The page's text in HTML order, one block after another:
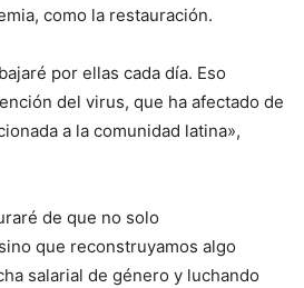
como la restauración.
por ellas cada día. Eso
del virus, que ha afectado de
a la comunidad latina»,
de que no solo
que reconstruyamos algo
salarial de género y luchando